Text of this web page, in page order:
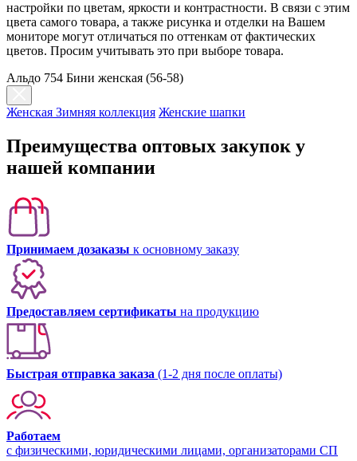
настройки по цветам, яркости и контрастности. В связи с этим
цвета самого товара, а также рисунка и отделки на Вашем
мониторе могут отличаться по оттенкам от фактических
цветов. Просим учитывать это при выборе товара.
Альдо 754 Бини женская (56-58)
Женская Зимняя коллекция Женские шапки
Преимущества оптовых закупок у
нашей компании
Принимаем дозаказы к основному заказу
Предоставляем сертификаты на продукцию
Быстрая отправка заказа (1-2 дня после оплаты)
Работаем
с физическими, юридическими лицами, организаторами СП